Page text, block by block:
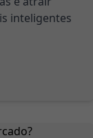
inteligentes